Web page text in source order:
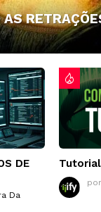
DE
Da
por